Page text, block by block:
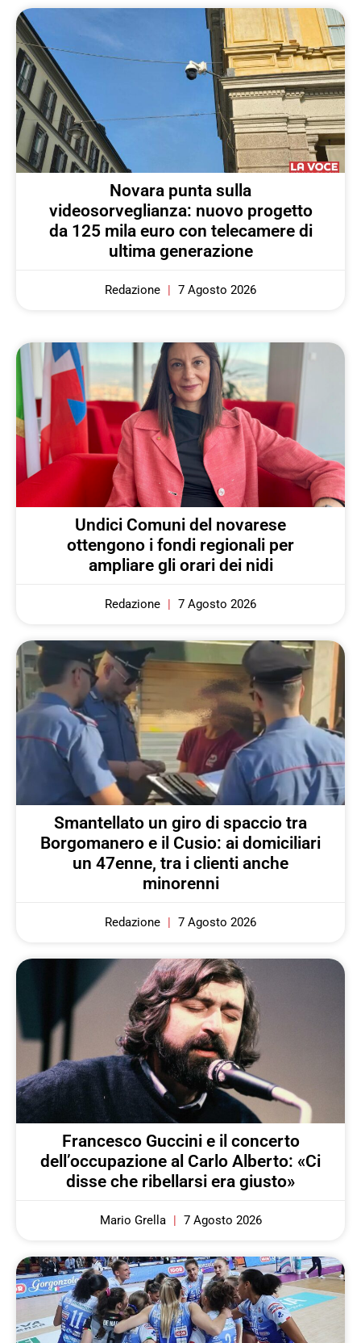
Novara punta sulla
videosorveglianza: nuovo progetto
da 125 mila euro con telecamere di
ultima generazione
Redazione 7 Agosto 2026
Undici Comuni del novarese
ottengono i fondi regionali per
ampliare gli orari dei nidi
Redazione 7 Agosto 2026
Smantellato un giro di spaccio tra
Borgomanero e il Cusio: ai domiciliari
un 47enne, tra i clienti anche
minorenni
Redazione 7 Agosto 2026
Francesco Guccini e il concerto
dell’occupazione al Carlo Alberto: «Ci
disse che ribellarsi era giusto»
Mario Grella 7 Agosto 2026